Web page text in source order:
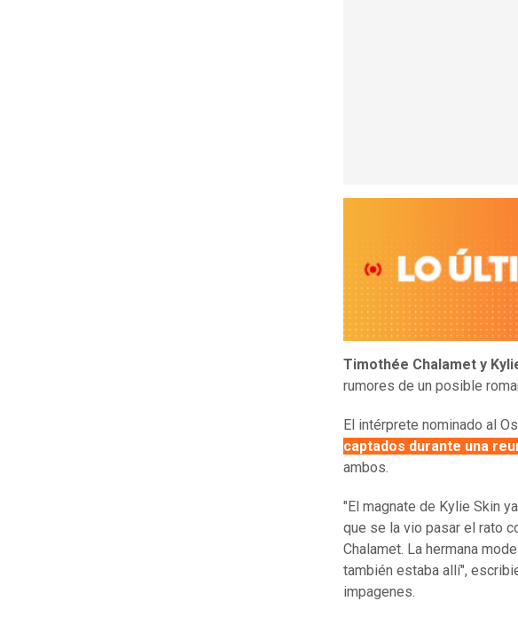
Timothée Chalamet y
rumores de un posible
El intérprete nominado al
captados durante una
ambos.
"El magnate de Kylie Skin
que se la vio pasar el rato
Chalamet. La hermana
también estaba allí",
impagenes.